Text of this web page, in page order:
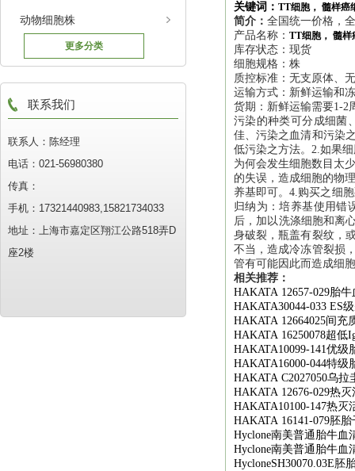
动物细胞株
更多分类
联系我们
联系人：陈经理
电话：021-56980380
传真：
手机：17321440983,15821734033
地址：上海市嘉定区翔江公路518弄D
座2楼
关键词： TT细胞， 髓样癌
简介： 全国统一价格，
产品名称： TT细胞， 髓样
库存状态：现货
细胞规格：株
质控标准：无支原体、
运输方式：新鲜运输和
货期：新鲜运输需要1-2
污染的种类可分成细菌
佳、污染之血清和污染
低污染之方法。2.如果
为何会发生细胞数目太
的失误，造成细胞的物
养基即可。4.购买之细
归纳为：培养基使用错
后，加以洗涤细胞和离
身破裂，瓶盖有裂纹，
不当，造成冷冻管裂损
管有可能因此而造成细
相关推荐：
HAKATA 12657-029胎牛
HAKATA30044-033 ES
HAKATA 12664025间充
HAKATA 16250078超低
HAKATA10099-141优级
HAKATA16000-044特级
HAKATA C2027050乌拉
HAKATA 12676-029热灭
HAKATA10100-147热灭
HAKATA 16141-079胚胎
Hyclone南美普通胎牛血
Hyclone南美普通胎牛血
HycloneSH30070.03E胚